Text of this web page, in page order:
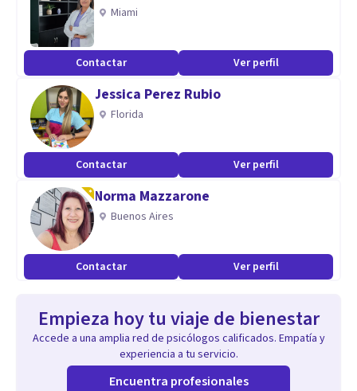
Miami
Contactar Ver perfil
Jessica Perez Rubio
Florida
Contactar Ver perfil
Norma Mazzarone
Buenos Aires
Contactar Ver perfil
Empieza hoy tu viaje de bienestar
Accede a una amplia red de psicólogos calificados. Empatía y
experiencia a tu servicio.
Encuentra profesionales